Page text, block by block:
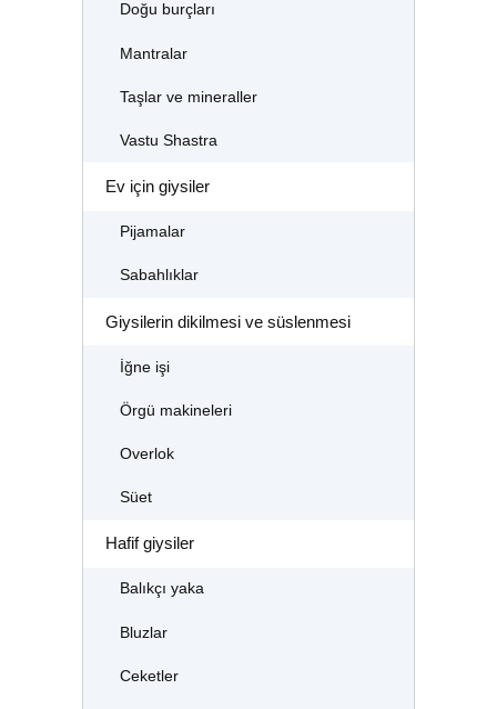
Doğu burçları
Mantralar
Taşlar ve mineraller
Vastu Shastra
Ev için giysiler
Pijamalar
Sabahlıklar
Giysilerin dikilmesi ve süslenmesi
İğne işi
Örgü makineleri
Overlok
Süet
Hafif giysiler
Balıkçı yaka
Bluzlar
Ceketler